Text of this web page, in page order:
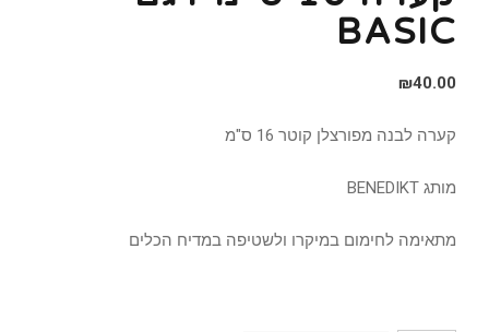
BASIC
₪40.00
קערה לבנה מפורצלן קוטר 16 ס"מ
מותג BENEDIKT
מתאימה לחימום במיקרו ולשטיפה במדיח הכלים